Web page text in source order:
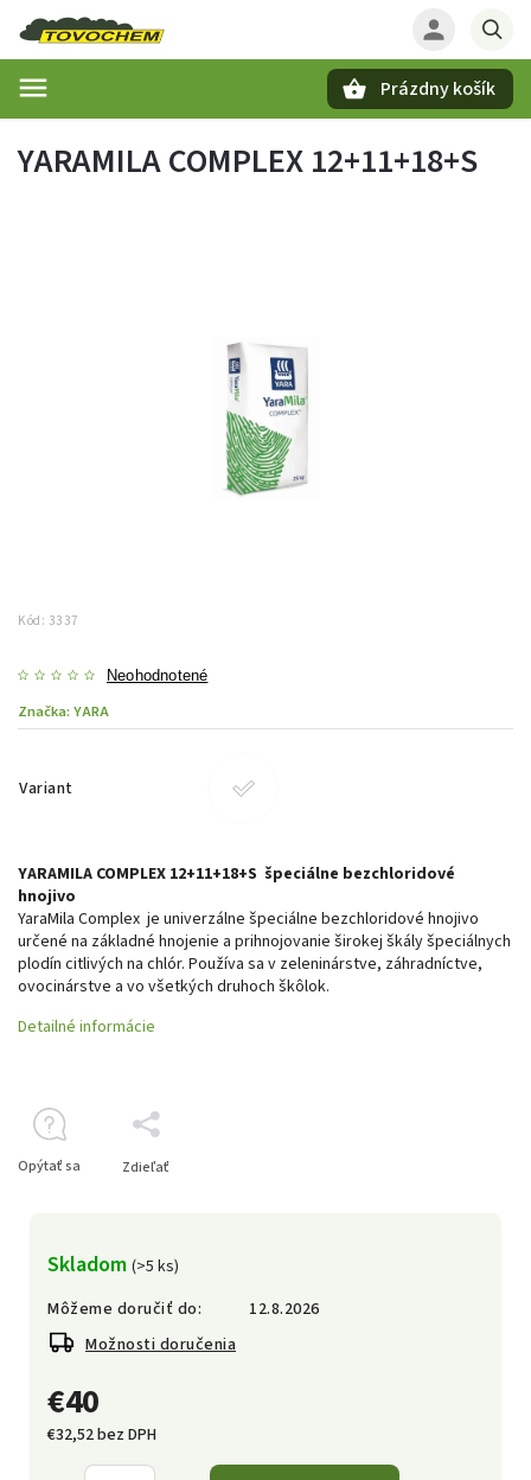
Prázdny košík
YARAMILA COMPLEX 12+11+18+S
Kód: 3337
Neohodnotené
Značka: YARA
Variant
€40
€32,52 bez DPH
Skladom (>5 ks)
Môžeme doručiť do:
12.8.2026
Možnosti doručenia
YARAMILA COMPLEX 12+11+18+S špeciálne bezchloridové
hnojivo
YaraMila Complex je univerzálne špeciálne bezchloridové hnojivo
určené na základné hnojenie a prihnojovanie širokej škály špeciálnych
plodín citlivých na chlór. Používa sa v zeleninárstve, záhradníctve,
ovocinárstve a vo všetkých druhoch škôlok.
Detailné informácie
Opýtať sa Zdieľať